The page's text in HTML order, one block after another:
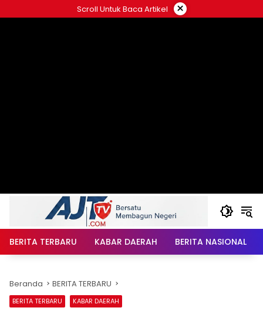
ke
Scroll Untuk Baca Artikel ×
BERITA TERBARU KABAR DAERAH BERITA NASIONAL
Beranda BERITA TERBARU
BERITA TERBARU KABAR DAERAH